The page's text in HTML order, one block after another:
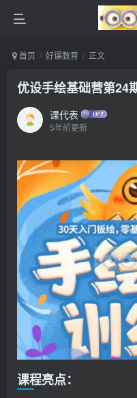
首页 好课教育 正文
优设手绘基础营第24
课代表
5年前更新
课程亮点：